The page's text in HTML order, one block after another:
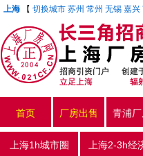
上海 【 切换城市 苏州 常州 无锡 嘉兴
首页 厂房出售 青浦
上海1h城市圈 上海2-3h经